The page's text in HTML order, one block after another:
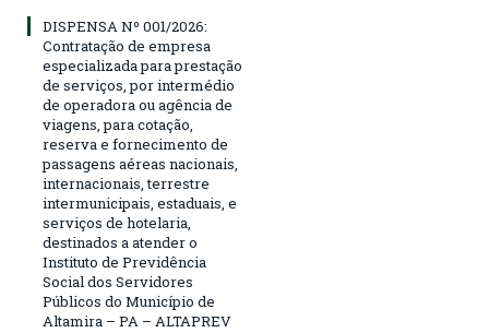
DISPENSA Nº 001/2026:
Contratação de empresa
especializada para prestação
de serviços, por intermédio
de operadora ou agência de
viagens, para cotação,
reserva e fornecimento de
passagens aéreas nacionais,
internacionais, terrestre
intermunicipais, estaduais, e
serviços de hotelaria,
destinados a atender o
Instituto de Previdência
Social dos Servidores
Públicos do Município de
Altamira – PA – ALTAPREV